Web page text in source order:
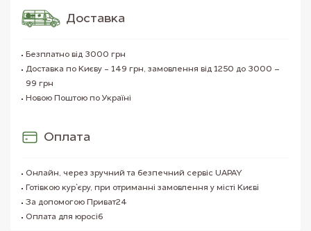
Доставка
Безплатно від 3000 грн
Доставка по Києву - 149 грн, замовлення від 1250 до 3000 –
99 грн
Новою Поштою по Україні
Оплата
Онлайн, через зручний та безпечний сервіс UAPAY
Готівкою кур`єру, при отриманні замовлення у місті Києві
За допомогою Приват24
Оплата для юросіб